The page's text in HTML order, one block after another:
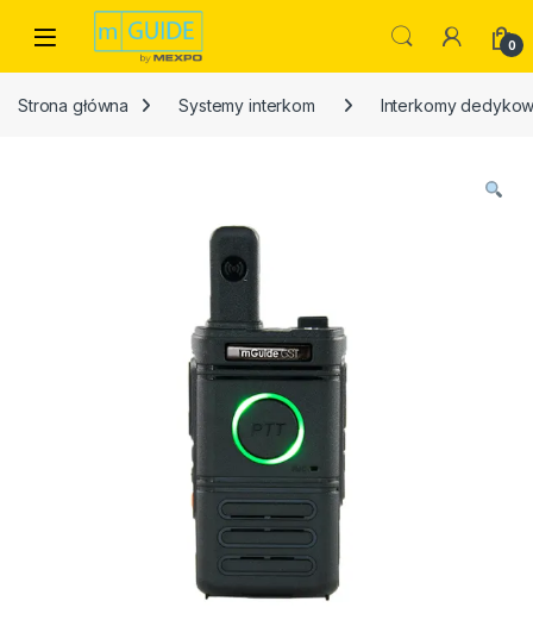
Skip to navigation
Skip to content
Open 0
Strona główna Systemy interkom Interkomy